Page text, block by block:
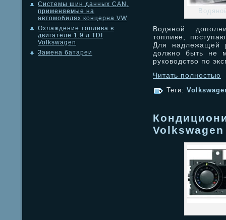
Системы шин данных CAN,
применяемые на
автомобилях концерна VW
Охлаждение топлива в
двигателе 1.9 л TDI
Volkswagen
Замена батареи
Водяной
топливе,
Для надлежащей
должно быть не
руководство по
Читать полностью
Теги: